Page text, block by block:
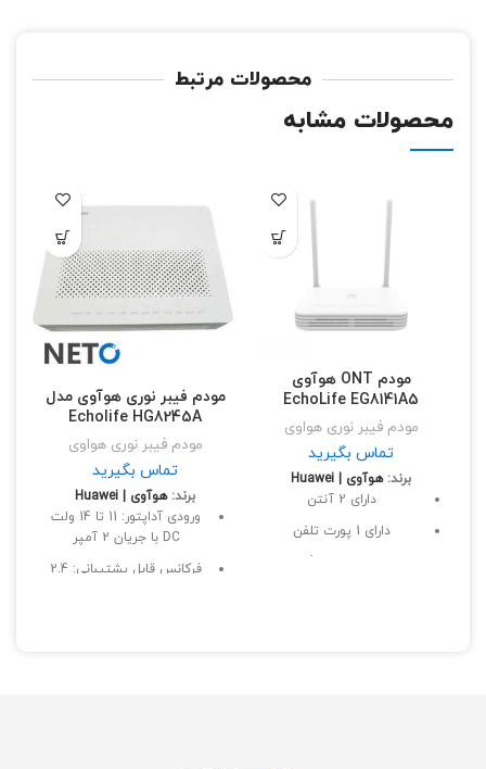
محصولات مرتبط
محصولات مشابه
مودم ONT هوآوی
EchoLife EG8141A5
مودم فیبر نوری هواوی
تماس بگیرید
برند:هوآوی | Huawei
دارای 2 آنتن
دارای 1 پورت تلفن
مودم فیبر نوری هوآوی مدل
Echolife HG8245A
مودم فیبر نوری هواوی
تماس بگیرید
برند:هوآوی | Huawei
ورودی آداپتور: 11 تا 14 ولت
DC با جریان 2 آمپر
فرکانس قابل پشتیبانی: 2.4